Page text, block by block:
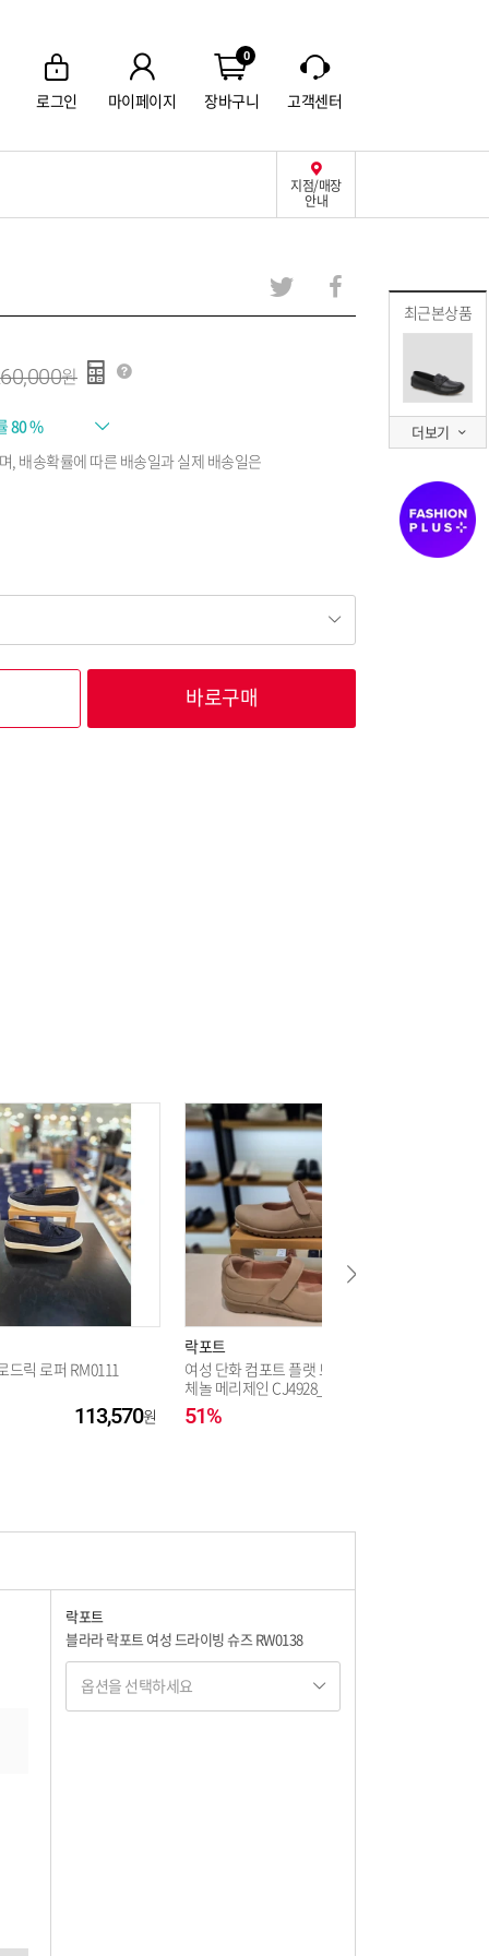
로그인 마이페이지
0
장바구니 고객센터
지점/매장
안내
최근본상품
더보기
80 %
, 배송확률에 따른 배송일과 실제 배송일은
바로구매
드릭 로퍼 RM0111
113,570
락포트
여성 단화 컴포트 플랫 트루플렉스
체놀 메리제인 CJ4928_CA
51%
락포트
블라라 락포트 여성 드라이빙 슈즈 RW0138
옵션을 선택하세요